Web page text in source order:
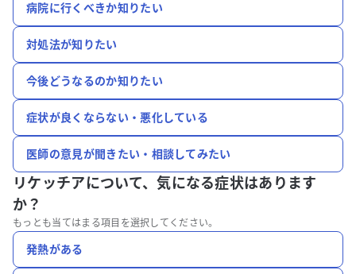
病院に行くべきか知りたい
対処法が知りたい
今後どうなるのか知りたい
症状が良くならない・悪化している
医師の意見が聞きたい・相談してみたい
リケッチアについて、気になる症状はあります
か？
もっとも当てはまる項目を選択してください。
発熱がある